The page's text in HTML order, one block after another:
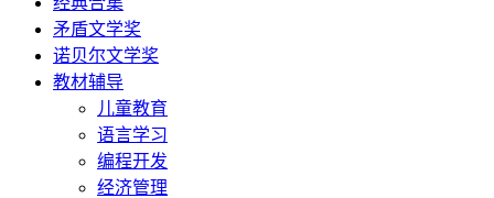
矛盾文学奖
诺贝尔文学奖
教材辅导
儿童教育
语言学习
编程开发
经济管理